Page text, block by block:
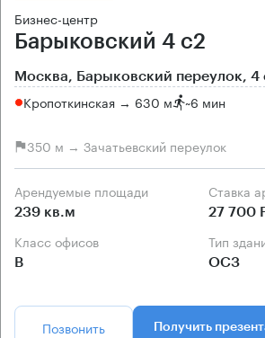
Бизнес-центр
Барыковский 4 с2
Москва, Барыковский переулок, 4
Кропоткинская → 630 м ~6 мин
350 м → Зачатьевский переулок
Арендуемые площади
239 кв.м
Ставка
27 700
Класс офисов
B
Тип
ОСЗ
Позвонить Получить